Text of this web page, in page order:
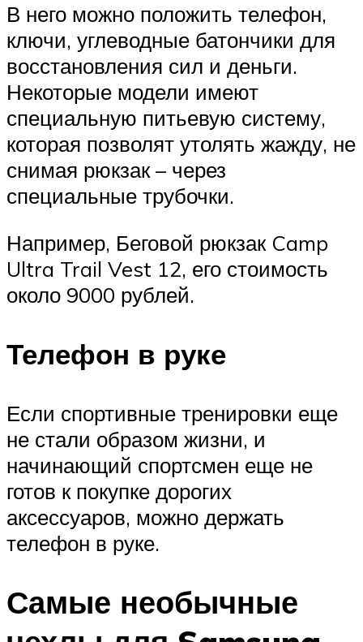
В него можно положить телефон,
ключи, углеводные батончики для
восстановления сил и деньги.
Некоторые модели имеют
специальную питьевую систему,
которая позволят утолять жажду, не
снимая рюкзак – через
специальные трубочки.
Например, Беговой рюкзак Camp
Ultra Trail Vest 12, его стоимость
около 9000 рублей.
Телефон в руке
Если спортивные тренировки еще
не стали образом жизни, и
начинающий спортсмен еще не
готов к покупке дорогих
аксессуаров, можно держать
телефон в руке.
Самые необычные